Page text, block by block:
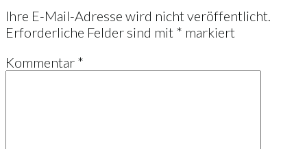
Ihre E-Mail-Adresse wird nicht veröffentlicht.
Erforderliche Felder sind mit * markiert
Kommentar *